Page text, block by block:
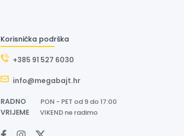
Korisnička podrška
+385 91 527 6030
info@megabajt.hr
RADNO PON - PET od 9 do 17:00
VRIJEME VIKEND ne radimo